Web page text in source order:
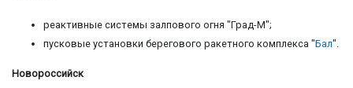
реактивные системы залпового огня "Град-М";
пусковые установки берегового ракетного комплекса "Бал".
Новороссийск